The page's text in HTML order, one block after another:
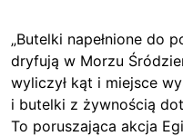
„Butelki napełnione do
dryfują w Morzu
wyliczył kąt i miejsce
i butelki z żywnością
To poruszająca akcja